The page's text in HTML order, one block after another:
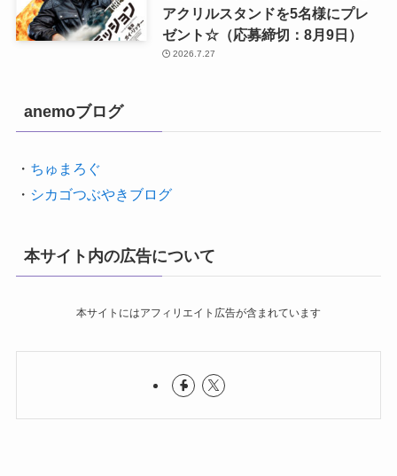
アクリルスタンドを5名様にプレ
ゼント☆（応募締切：8月9日）
2026.7.27
anemoブログ
・ ちゅまろぐ
・ シカゴつぶやきブログ
本サイト内の広告について
本サイトにはアフィリエイト広告が含まれています